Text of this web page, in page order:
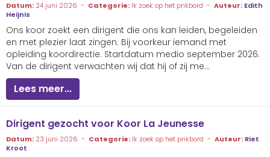
Datum: 24 juni 2026 - Categorie: Ik zoek op het prikbord - Auteur: Edith
Heijnis
Ons koor zoekt een dirigent die ons kan leiden, begeleiden
en met plezier laat zingen. Bij voorkeur iemand met
opleiding koordirectie. Startdatum medio september 2026.
Van de dirigent verwachten wij dat hij of zij me...
Lees meer...
Dirigent gezocht voor Koor La Jeunesse
Datum: 23 juni 2026 - Categorie: Ik zoek op het prikbord - Auteur: Riet
Kroot